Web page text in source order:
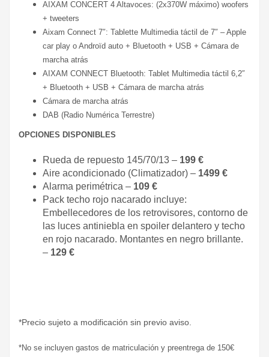
AIXAM CONCERT 4 Altavoces: (2x370W máximo) woofers
+ tweeters
Aixam Connect 7″: Tablette Multimedia táctil de 7″ – Apple
car play o Androïd auto + Bluetooth + USB + Cámara de
marcha atrás
AIXAM CONNECT Bluetooth: Tablet Multimedia táctil 6,2″
+ Bluetooth + USB + Cámara de marcha atrás
Cámara de marcha atrás
DAB (Radio Numérica Terrestre)
OPCIONES DISPONIBLES
Rueda de repuesto 145/70/13 – 199 €
Aire acondicionado (Climatizador) – 1499 €
Alarma perimétrica – 109 €
Pack techo rojo nacarado incluye:
Embellecedores de los retrovisores, contorno de
las luces antiniebla en spoiler delantero y techo
en rojo nacarado. Montantes en negro brillante.
– 129 €
*Precio sujeto a modificación sin previo aviso.
*No se incluyen gastos de matriculación y preentrega de 150€